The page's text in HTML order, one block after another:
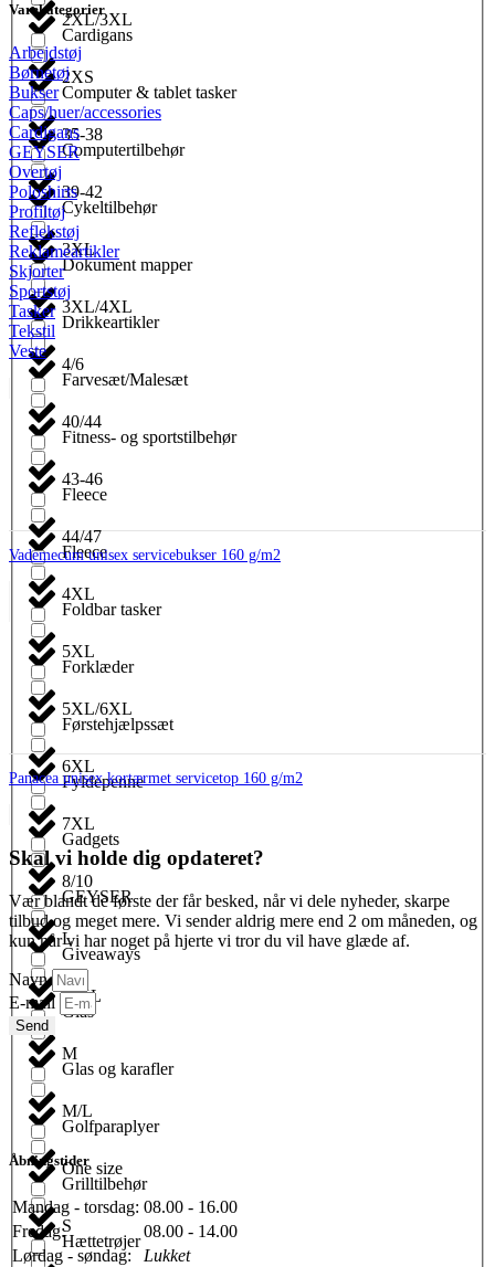
Cardigans
Computer & tablet tasker
Computertilbehør
Cykeltilbehør
Dokument mapper
Drikkeartikler
Farvesæt/Malesæt
Fitness- og sportstilbehør
Fleece
Fleece
Foldbar tasker
Forklæder
Førstehjælpssæt
Fyldepenne
Gadgets
GEYSER
Giveaways
Glas
Glas og karafler
Golfparaplyer
Grilltilbehør
Hættetrøjer
2XL/3XL
2XS
35-38
39-42
3XL
3XL/4XL
4/6
40/44
43-46
44/47
4XL
5XL
5XL/6XL
6XL
7XL
8/10
L
L/XL
M
M/L
One size
S
Varekategorier
Arbejdstøj
Børnetøj
Bukser
Caps/huer/accessories
Cardigans
GEYSER
Overtøj
Poloshirts
Profiltøj
Reflekstøj
Reklameartikler
Skjorter
Sportstøj
Tasker
Tekstil
Veste
Vademecum unisex servicebukser 160 g/m2
Panacea unisex kortærmet servicetop 160 g/m2
Skal vi holde dig opdateret?
Vær blandt de første der får besked, når vi dele nyheder, skarpe
tilbud og meget mere. Vi sender aldrig mere end 2 om måneden, og
kun når vi har noget på hjerte vi tror du vil have glæde af.
Navn
E-mail
Send
Åbningstider
Mandag - torsdag: 08.00 - 16.00
Fredag:
08.00 - 14.00
Lørdag - søndag:
Lukket